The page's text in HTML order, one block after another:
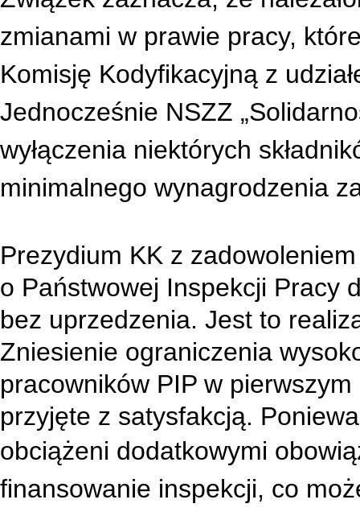
zmianami w prawie pracy,
Komisję Kodyfikacyjną z
Jednocześnie NSZZ
wyłączenia niektórych
minimalnego wynagrodzenia
Prezydium KK z
o Państwowej Inspekcji Pracy
bez uprzedzenia. Jest to
Zniesienie ograniczenia
pracowników PIP w
przyjęte z satysfakcją.
obciążeni dodatkowymi
finansowanie inspekcji, co